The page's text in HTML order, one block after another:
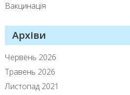
Вакцинація
Архіви
Червень 2026
Травень 2026
Листопад 2021